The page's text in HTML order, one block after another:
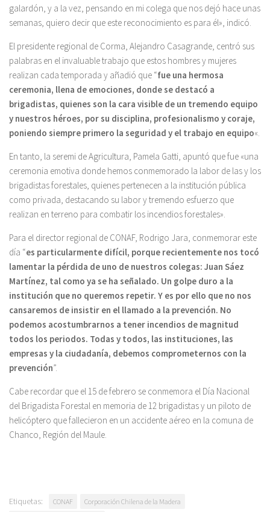
galardón, y a la vez, pensando en mi colega que nos dejó hace unas
semanas, quiero decir que este reconocimiento es para él», indicó.
El presidente regional de Corma, Alejandro Casagrande, centró sus
palabras en el invaluable trabajo que estos hombres y mujeres
realizan cada temporada y añadió que “fue una hermosa
ceremonia, llena de emociones, donde se destacó a
brigadistas, quienes son la cara visible de un tremendo equipo
y nuestros héroes, por su disciplina, profesionalismo y coraje,
poniendo siempre primero la seguridad y el trabajo en equipo«.
En tanto, la seremi de Agricultura, Pamela Gatti, apuntó que fue «una
ceremonia emotiva donde hemos conmemorado la labor de las y los
brigadistas forestales, quienes pertenecen a la institución pública
como privada, destacando su labor y tremendo esfuerzo que
realizan en terreno para combatir los incendios forestales».
Para el director regional de CONAF, Rodrigo Jara, conmemorar este
día “es particularmente difícil, porque recientemente nos tocó
lamentar la pérdida de uno de nuestros colegas: Juan Sáez
Martínez, tal como ya se ha señalado. Un golpe duro a la
institución que no queremos repetir. Y es por ello que no nos
cansaremos de insistir en el llamado a la prevención. No
podemos acostumbrarnos a tener incendios de magnitud
todos los periodos. Todas y todos, las instituciones, las
empresas y la ciudadanía, debemos comprometernos con la
prevención”.
Cabe recordar que el 15 de febrero se conmemora el Día Nacional
del Brigadista Forestal en memoria de 12 brigadistas y un piloto de
helicóptero que fallecieron en un accidente aéreo en la comuna de
Chanco, Región del Maule.
Etiquetas: CONAF
Corporación Chilena de la Madera